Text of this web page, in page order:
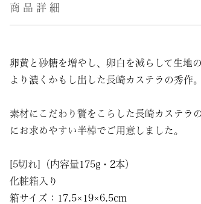
商品詳細
卵黄と砂糖を増やし、卵白を減らして生地
より濃くかもし出した長崎カステラの秀作。
素材にこだわり贅をこらした長崎カステラ
にお求めやすい半棹でご用意しました。
[5切れ]（内容量175g・2本）
化粧箱入り
箱サイズ：17.5×19×6.5cm